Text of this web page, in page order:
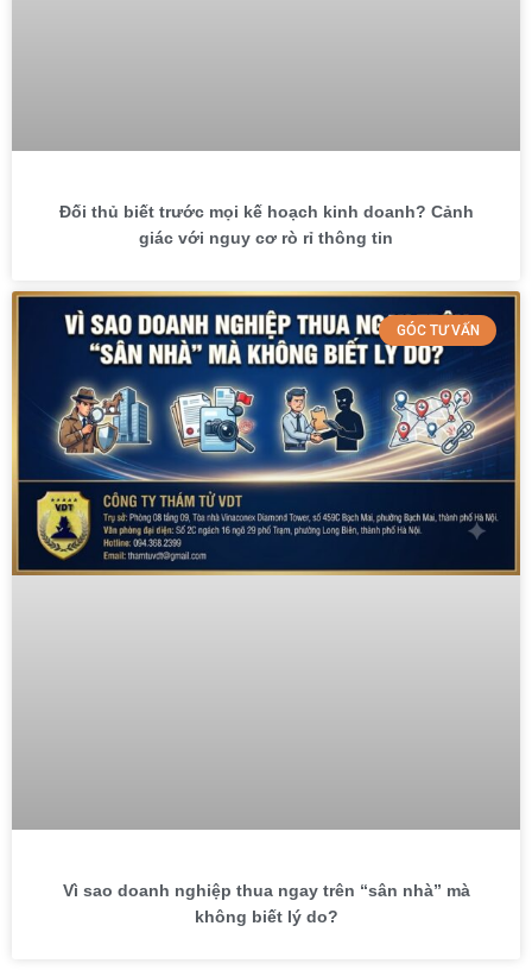
Đối thủ biết trước mọi kế hoạch kinh doanh? Cảnh
giác với nguy cơ rò rỉ thông tin
GÓC TƯ VẤN
Vì sao doanh nghiệp thua ngay trên “sân nhà” mà
không biết lý do?